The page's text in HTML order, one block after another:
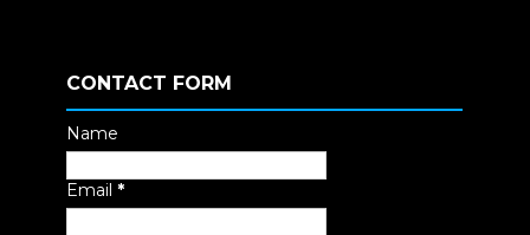
CONTACT FORM
Name
Email *